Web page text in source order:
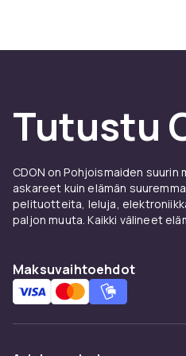
Tutustu
CDON on Pohjoismaiden
askareet kuin elämän
pelituotteita, leluja,
paljon muuta. Kaikki välineet
Maksuvaihtoehdot